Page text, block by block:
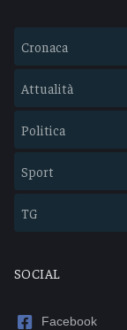
Cronaca
Attualità
Politica
Sport
TG
SOCIAL
Facebook